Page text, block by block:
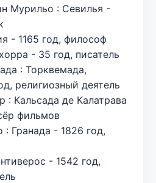
Мурильо : Севилья -
- 1165 год, философ
- 35 год, писатель
: Торквемада,
религиозный деятель
: Кальсада де Калатрава
фильмов
Гранада - 1826 год,
- 1542 год,